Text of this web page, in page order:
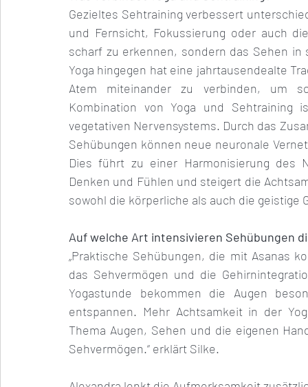
Gezieltes Sehtraining verbessert
und Fernsicht, Fokussierung oder auch
scharf zu erkennen, sondern das Sehen
Yoga hingegen hat eine jahrtausendealte
Atem miteinander zu verbinden, um
Kombination von Yoga und Sehtraining
vegetativen Nervensystems. Durch das
Sehübungen können neue neuronale
Dies führt zu einer Harmonisierung des
Denken und Fühlen und steigert die
sowohl die körperliche als auch die geistige
Auf welche Art intensivieren Sehübungen
„Praktische Sehübungen, die mit Asanas
das Sehvermögen und die
Yogastunde bekommen die Augen
entspannen. Mehr Achtsamkeit in der
Thema Augen, Sehen und die eigenen
Sehvermögen.“ erklärt Silke.